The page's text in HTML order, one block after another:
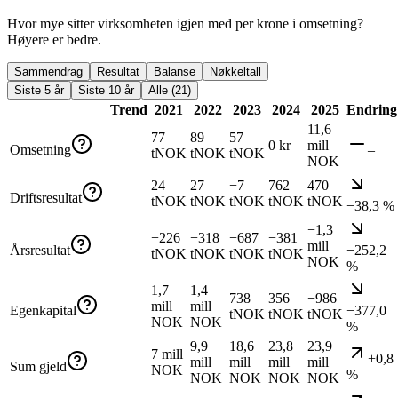
Hvor mye sitter virksomheten igjen med per krone i omsetning?
Høyere er bedre.
Sammendrag Resultat Balanse
Nøkkeltall
Siste 5 år
Siste 10 år Alle (21)
Trend 2021 2022 2023 2024 2025 Endring
Omsetning
77
tNOK
89
tNOK
57
tNOK
0 kr
11,6
mill
NOK
–
Driftsresultat
24
tNOK
27
tNOK
−7
tNOK
762
tNOK
470
tNOK −38,3 %
Årsresultat
−226
tNOK
−318
tNOK
−687
tNOK
−381
tNOK
−1,3
mill
NOK
−252,2
%
Egenkapital
1,7
mill
NOK
1,4
mill
NOK
738
tNOK
356
tNOK
−986
tNOK −377,0
%
Sum gjeld
7 mill
NOK
9,9
mill
NOK
18,6
mill
NOK
23,8
mill
NOK
23,9
mill
NOK
+0,8
%